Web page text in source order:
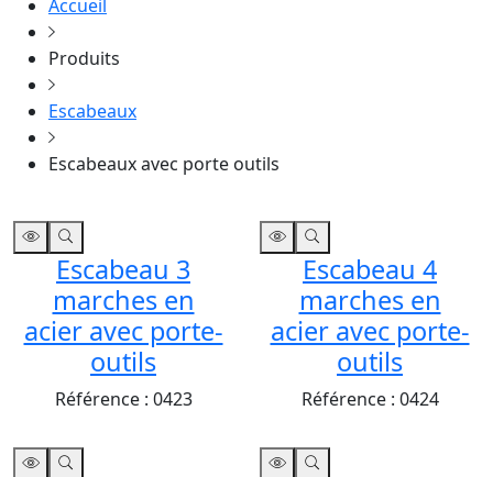
Accueil
Produits
Escabeaux
Escabeaux avec porte outils
Escabeau 3
marches en
acier avec porte-
outils
Référence : 0423
Escabeau 4
marches en
acier avec porte-
outils
Référence : 0424